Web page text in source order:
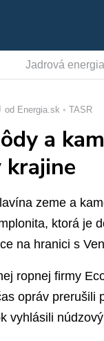
Jadrová energia
od Energia.sk TASR
a
krajine
zeme a
ktorá je
na hranici s
ropnej firmy
opráv prerušili
vyhlásili